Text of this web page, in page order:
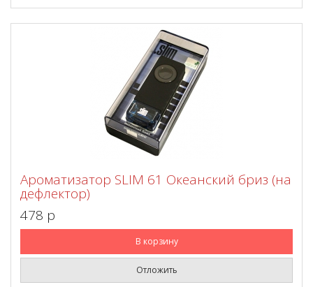
Ароматизатор SLIM 61 Океанский бриз (на
дефлектор)
478 p
В корзину
Отложить